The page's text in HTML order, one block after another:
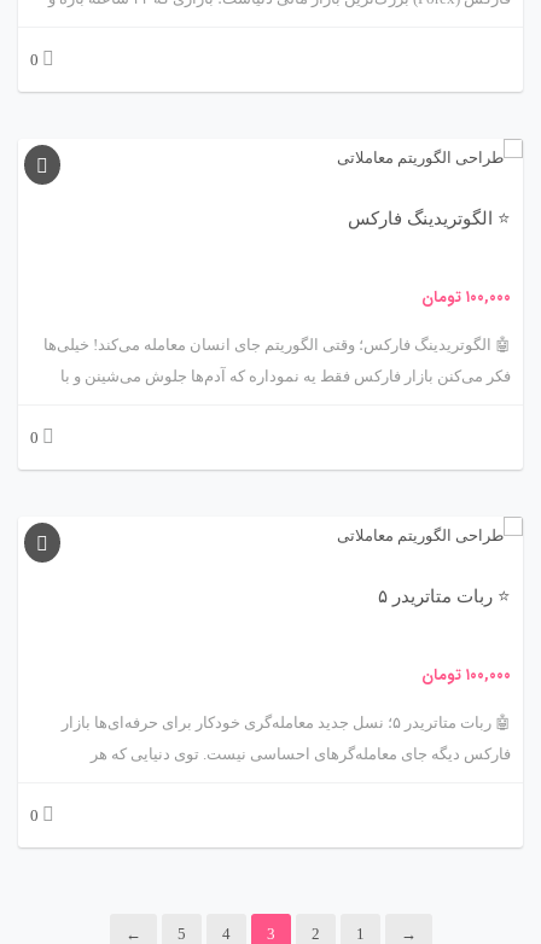
ترکیبی از علم داده، الگوریتم‌های پیشرفته و مدیریت سرمایه 💵 که می‌تونه
0
⭐ الگوتریدینگ فارکس
۱۰۰,۰۰۰تومان
🤖 الگوتریدینگ فارکس؛ وقتی الگوریتم جای انسان معامله می‌کند! خیلی‌ها
فکر می‌کنن بازار فارکس فقط یه نموداره که آدم‌ها جلوش می‌شینن و با
مفهوم الگوتریدینگ فارکس یا همون Algorithmic Trading وارد بازی
0
⭐ ربات متاتریدر ۵
۱۰۰,۰۰۰تومان
🤖 ربات متاتریدر ۵؛ نسل جدید معامله‌گری خودکار برای حرفه‌ای‌ها بازار
فارکس دیگه جای معامله‌گرهای احساسی نیست. توی دنیایی که هر
باید بخشی از کار رو به «هوش ماشینی» بسپارن. این وسط، «ربات متاتریدر
۵» یا همون Expert Advisor (EA) برای MetaTrader 5 مهم‌ترین ابزاریه که
0
→
1
2
3
4
5
←